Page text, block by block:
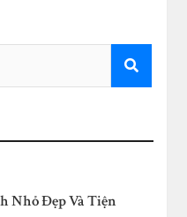
Nhỏ Đẹp Và Tiện